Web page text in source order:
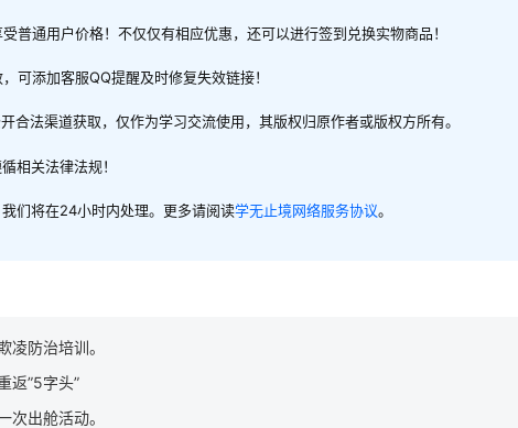
普通用户价格！不仅仅有相应优惠，还可以进行签到兑换实物商品！
可添加客服QQ提醒及时修复失效链接！
合法渠道获取，仅作为学习交流使用，其版权归原作者或版权方所有。
相关法律法规！
们将在24小时内处理。更多请阅读学无止境网络服务协议。
凌防治培训。
返”5字头”
次出舱活动。